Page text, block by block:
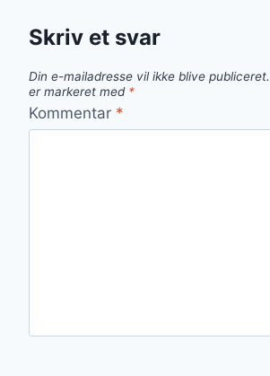
Skriv et svar
Din e-mailadresse vil ikke blive publiceret.
er markeret med *
Kommentar *